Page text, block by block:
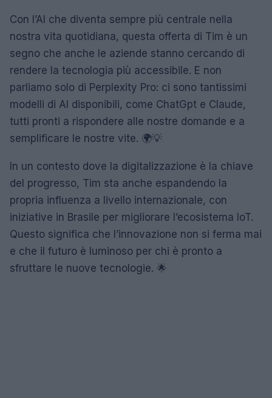
Con l’AI che diventa sempre più centrale nella
nostra vita quotidiana, questa offerta di Tim è un
segno che anche le aziende stanno cercando di
rendere la tecnologia più accessibile. E non
parliamo solo di Perplexity Pro: ci sono tantissimi
modelli di AI disponibili, come ChatGpt e Claude,
tutti pronti a rispondere alle nostre domande e a
semplificare le nostre vite. 🌍💡
In un contesto dove la digitalizzazione è la chiave
del progresso, Tim sta anche espandendo la
propria influenza a livello internazionale, con
iniziative in Brasile per migliorare l’ecosistema IoT.
Questo significa che l’innovazione non si ferma mai
e che il futuro è luminoso per chi è pronto a
sfruttare le nuove tecnologie. 🌟